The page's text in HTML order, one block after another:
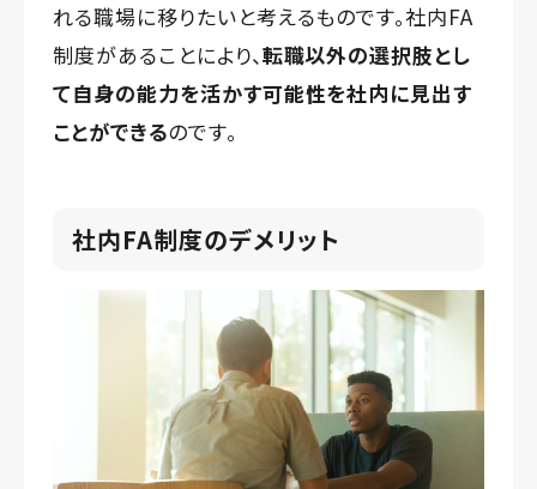
れる職場に移りたいと考えるものです。社内FA
制度があることにより、転職以外の選択肢とし
て自身の能力を活かす可能性を社内に見出す
ことができるのです。
社内FA制度のデメリット